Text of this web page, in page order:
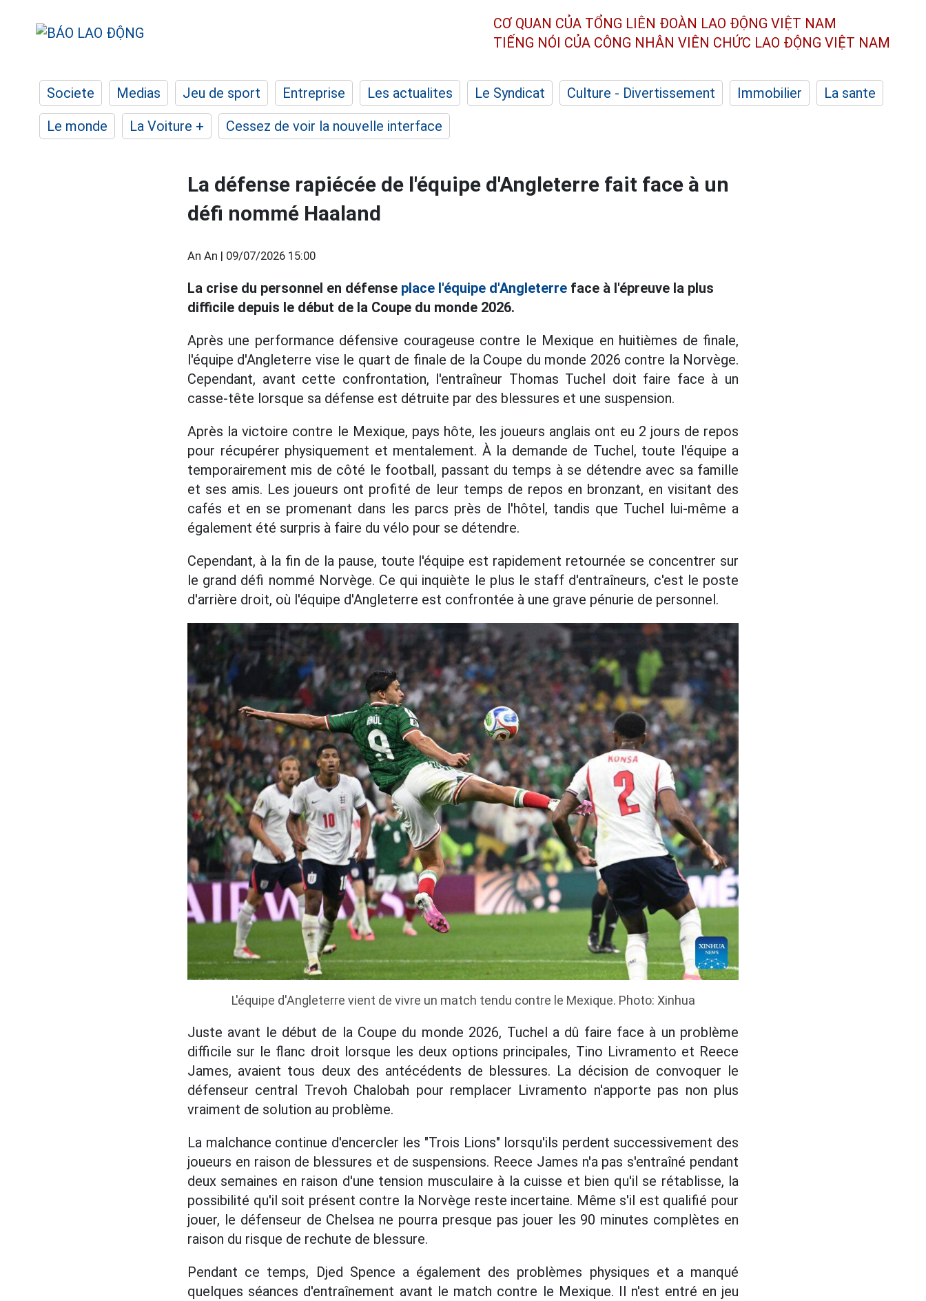
CƠ QUAN CỦA TỔNG LIÊN ĐOÀN LAO ĐỘNG VIỆT NAM
TIẾNG NÓI CỦA CÔNG NHÂN VIÊN CHỨC LAO ĐỘNG VIỆT NAM
Societe Medias Jeu de sport Entreprise Les actualites Le Syndicat Culture - Divertissement Immobilier
La sante
Le monde
La Voiture + Cessez de voir la nouvelle interface
La défense rapiécée de l'équipe d'Angleterre fait face à un
défi nommé Haaland
An An | 09/07/2026 15:00
La crise du personnel en défense place l'équipe d'Angleterre face à l'épreuve la plus
difficile depuis le début de la Coupe du monde 2026.
Après une performance défensive courageuse contre le Mexique en huitièmes de finale,
l'équipe d'Angleterre vise le quart de finale de la Coupe du monde 2026 contre la Norvège.
Cependant, avant cette confrontation, l'entraîneur Thomas Tuchel doit faire face à un
casse-tête lorsque sa défense est détruite par des blessures et une suspension.
Après la victoire contre le Mexique, pays hôte, les joueurs anglais ont eu 2 jours de repos
pour récupérer physiquement et mentalement. À la demande de Tuchel, toute l'équipe a
temporairement mis de côté le football, passant du temps à se détendre avec sa famille
et ses amis. Les joueurs ont profité de leur temps de repos en bronzant, en visitant des
cafés et en se promenant dans les parcs près de l'hôtel, tandis que Tuchel lui-même a
également été surpris à faire du vélo pour se détendre.
Cependant, à la fin de la pause, toute l'équipe est rapidement retournée se concentrer sur
le grand défi nommé Norvège. Ce qui inquiète le plus le staff d'entraîneurs, c'est le poste
d'arrière droit, où l'équipe d'Angleterre est confrontée à une grave pénurie de personnel.
L'équipe d'Angleterre vient de vivre un match tendu contre le Mexique. Photo: Xinhua
Juste avant le début de la Coupe du monde 2026, Tuchel a dû faire face à un problème
difficile sur le flanc droit lorsque les deux options principales, Tino Livramento et Reece
James, avaient tous deux des antécédents de blessures. La décision de convoquer le
défenseur central Trevoh Chalobah pour remplacer Livramento n'apporte pas non plus
vraiment de solution au problème.
La malchance continue d'encercler les "Trois Lions" lorsqu'ils perdent successivement des
joueurs en raison de blessures et de suspensions. Reece James n'a pas s'entraîné pendant
deux semaines en raison d'une tension musculaire à la cuisse et bien qu'il se rétablisse, la
possibilité qu'il soit présent contre la Norvège reste incertaine. Même s'il est qualifié pour
jouer, le défenseur de Chelsea ne pourra presque pas jouer les 90 minutes complètes en
raison du risque de rechute de blessure.
Pendant ce temps, Djed Spence a également des problèmes physiques et a manqué
quelques séances d'entraînement avant le match contre le Mexique. Il n'est entré en jeu